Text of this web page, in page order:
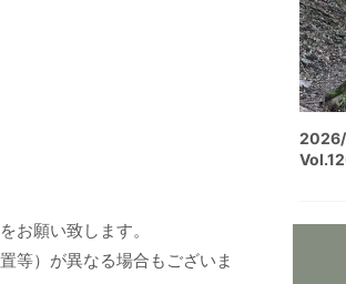
お願い致します。
等）が異なる場合もございま